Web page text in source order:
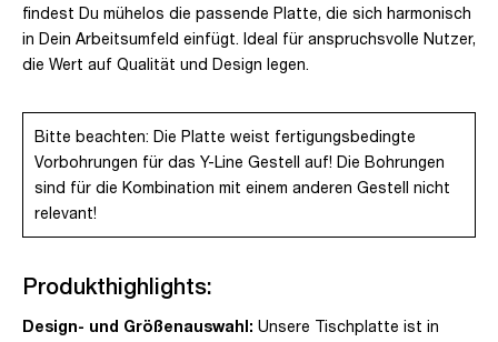
findest Du mühelos die passende Platte, die sich harmonisch
in Dein Arbeitsumfeld einfügt. Ideal für anspruchsvolle Nutzer,
die Wert auf Qualität und Design legen.
Bitte beachten: Die Platte weist fertigungsbedingte
Vorbohrungen für das Y-Line Gestell auf! Die Bohrungen
sind für die Kombination mit einem anderen Gestell nicht
relevant!
Produkthighlights:
Design- und Größenauswahl: Unsere Tischplatte ist in